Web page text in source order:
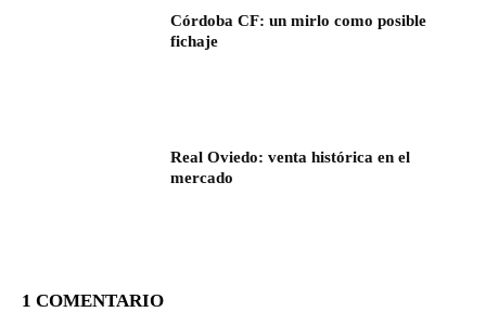
Córdoba CF: un mirlo como posible
fichaje
Real Oviedo: venta histórica en el
mercado
1 COMENTARIO